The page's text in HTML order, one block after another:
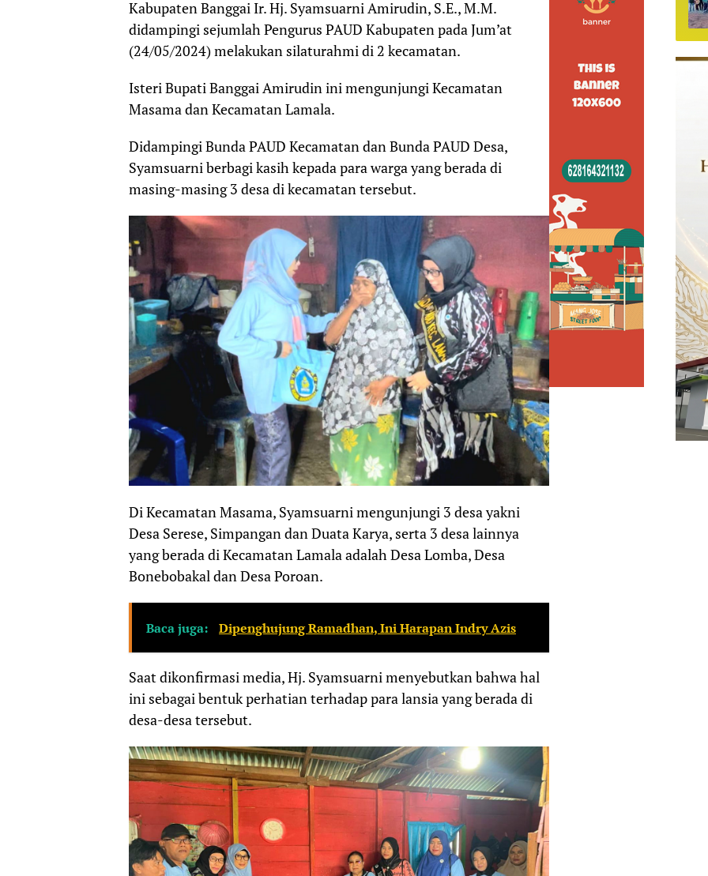
Kabupaten Banggai Ir. Hj. Syamsuarni Amirudin, S.E., M.M.
didampingi sejumlah Pengurus PAUD Kabupaten pada Jum’at
(24/05/2024) melakukan silaturahmi di 2 kecamatan.
Isteri Bupati Banggai Amirudin ini mengunjungi Kecamatan
Masama dan Kecamatan Lamala.
Didampingi Bunda PAUD Kecamatan dan Bunda PAUD Desa,
Syamsuarni berbagi kasih kepada para warga yang berada di
masing-masing 3 desa di kecamatan tersebut.
Di Kecamatan Masama, Syamsuarni mengunjungi 3 desa yakni
Desa Serese, Simpangan dan Duata Karya, serta 3 desa lainnya
yang berada di Kecamatan Lamala adalah Desa Lomba, Desa
Bonebobakal dan Desa Poroan.
Baca juga: Dipenghujung Ramadhan, Ini Harapan Indry Azis
Saat dikonfirmasi media, Hj. Syamsuarni menyebutkan bahwa hal
ini sebagai bentuk perhatian terhadap para lansia yang berada di
desa-desa tersebut.